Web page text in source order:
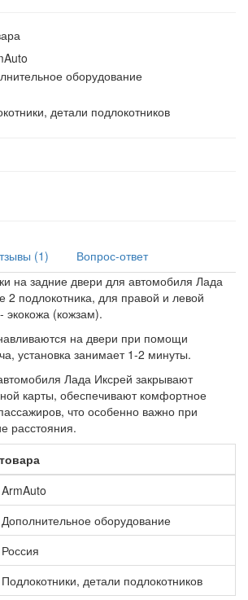
оборудование
детали подлокотников
(1)
Вопрос-ответ
на задние двери для автомобиля Лада
2 подлокотника, для правой и левой
экокожа (кожзам).
на двери при помощи
установка занимает 1-2 минуты.
Лада Иксрей закрывают
карты, обеспечивают комфортное
что особенно важно при
расстояния.
ArmAuto
Дополнительное оборудование
Россия
Подлокотники, детали подлокотников